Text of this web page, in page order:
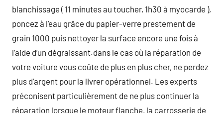
blanchissage ( 11 minutes au toucher, 1h30 à myocarde ),
poncez à l’eau grâce du papier-verre prestement de
grain 1000 puis nettoyer la surface encore une fois à
l’aide d’un dégraissant.dans le cas où la réparation de
votre voiture vous coûte de plus en plus cher, ne perdez
plus d’argent pour la livrer opérationnel. Les experts
préconisent particulièrement de ne plus continuer la
réparation lorsque le moteur flanche, la carrosserie de